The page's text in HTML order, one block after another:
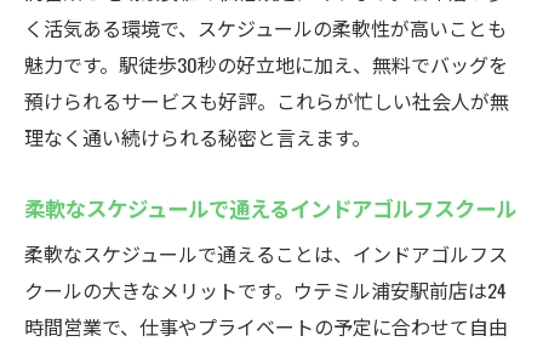
く活気ある環境で、スケジュールの柔軟性が高いことも
魅力です。駅徒歩30秒の好立地に加え、無料でバッグを
預けられるサービスも好評。これらが忙しい社会人が無
理なく通い続けられる秘密と言えます。
柔軟なスケジュールで通えるインドアゴルフスクール
柔軟なスケジュールで通えることは、インドアゴルフス
クールの大きなメリットです。ウテミル浦安駅前店は24
時間営業で、仕事やプライベートの予定に合わせて自由